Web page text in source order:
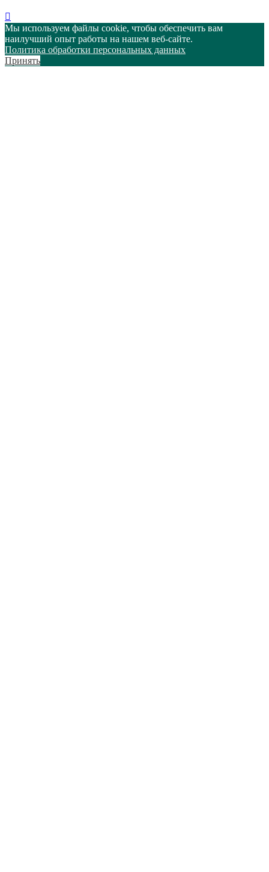
Мы используем файлы cookie, чтобы обеспечить вам
наилучший опыт работы на нашем веб-сайте.
Политика обработки персональных данных
Принять